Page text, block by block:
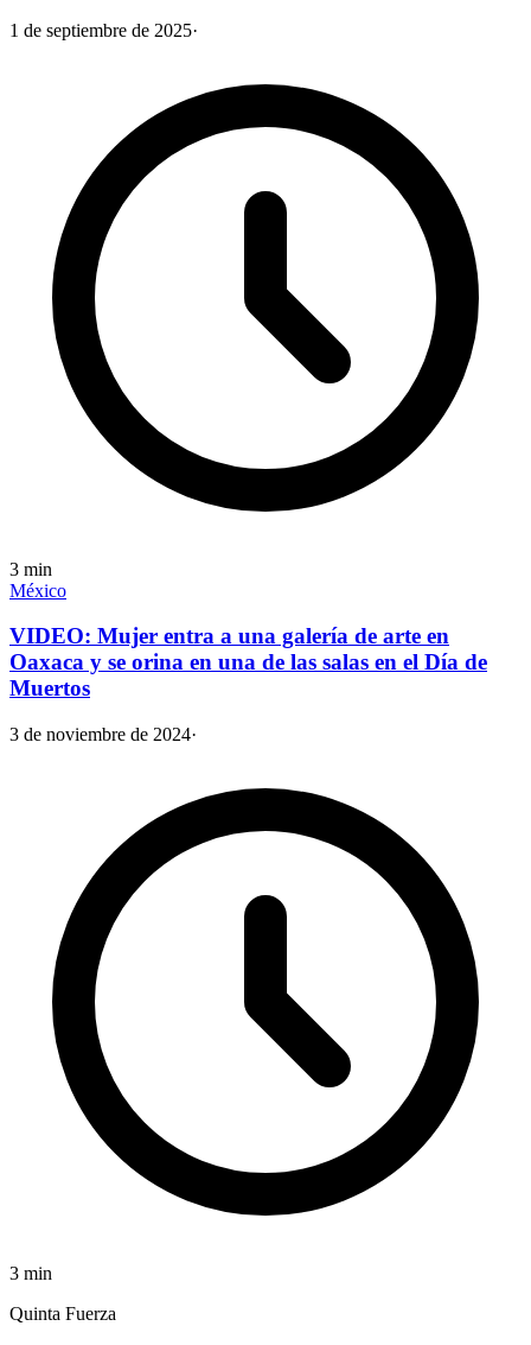
1 de septiembre de 2025·
3 min
México
VIDEO: Mujer entra a una galería de arte en
Oaxaca y se orina en una de las salas en el Día de
Muertos
3 de noviembre de 2024·
3 min
Quinta Fuerza